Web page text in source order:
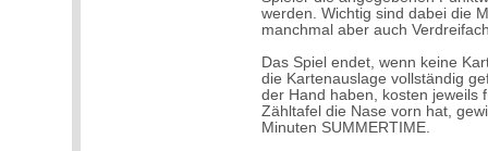
werden. Wichtig sind dabei die
manchmal aber auch
Das Spiel endet, wenn keine
die Kartenauslage vollständig
der Hand haben, kosten jeweils
Zähltafel die Nase vorn hat,
Minuten SUMMERTIME.